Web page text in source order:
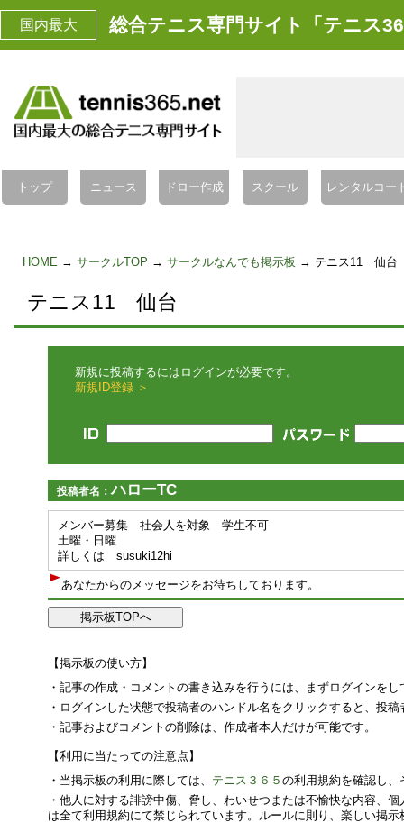
国内最大 総合テニス専門サイト「テニス
トップ ニュース ドロー作成 スクール レンタルコー
HOME → サークルTOP → サークルなんでも掲示板 → テニス11 仙台
テニス11 仙台
新規に投稿するにはログインが必要です。
新規ID登録 ＞
投稿者名：ハローTC
メンバー募集 社会人を対象 学生不可
土曜・日曜
詳しくは susuki12hi
あなたからのメッセージをお待ちしております。
【掲示板の使い方】
・記事の作成・コメントの書き込みを行うには、まずログインをし
・ログインした状態で投稿者のハンドル名をクリックすると、投
・記事およびコメントの削除は、作成者本人だけが可能です。
【利用に当たっての注意点】
・当掲示板の利用に際しては、 テニス３６５ の利用規約を確認し
・他人に対する誹謗中傷、脅し、わいせつまたは不愉快な内容、
は全て利用規約にて禁じられています。ルールに則り、楽しい掲